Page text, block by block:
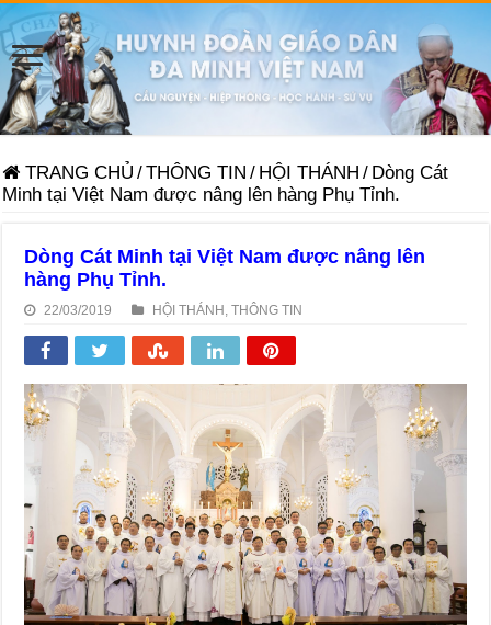
TRANG CHỦ /THÔNG TIN / HỘI THÁNH / Dòng Cát
Minh tại Việt Nam được nâng lên hàng Phụ Tỉnh.
Dòng Cát Minh tại Việt Nam được nâng lên
hàng Phụ Tỉnh.
22/03/2019 HỘI THÁNH ,THÔNG TIN